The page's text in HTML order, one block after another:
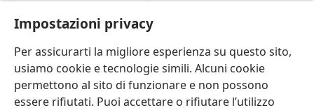
Impostazioni privacy
Per assicurarti la migliore esperienza su questo sito,
usiamo cookie e tecnologie simili. Alcuni cookie
permettono al sito di funzionare e non possono
essere rifiutati. Puoi accettare o rifiutare l’utilizzo
mondiale, vincolati insieme dall’amore, da quel frutto
d’unione”. — Colossesi 3:14.
32. Chi ha accettato il messaggio del regno di Dio predicato dagli
Israeliti spirituali, dove ora risiedono, e la vittoria di chi gioiosamente